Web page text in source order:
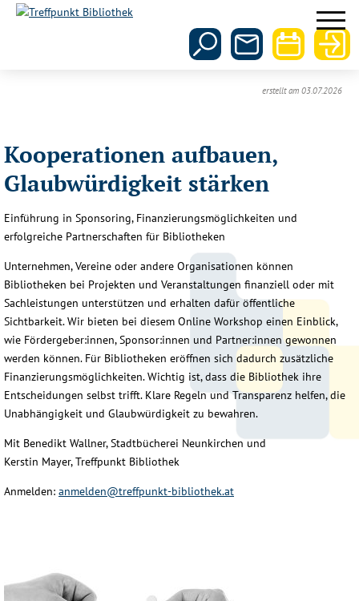
erstellt am 03.07.2026
Kooperationen aufbauen,
Glaubwürdigkeit stärken
Einführung in Sponsoring, Finanzierungsmöglichkeiten und
erfolgreiche Partnerschaften für Bibliotheken
Unternehmen, Vereine oder andere Organisationen können
Bibliotheken bei Projekten und Veranstaltungen finanziell oder mit
Sachleistungen unterstützen und erhalten dafür öffentliche
Sichtbarkeit. Wir bieten bei diesem Online Workshop einen Einblick,
wie Fördergeber:innen, Sponsor:innen und Partner:innen gewonnen
werden können. Für Bibliotheken eröffnen sich dadurch zusätzliche
Finanzierungsmöglichkeiten. Wichtig ist, dass die Bibliothek ihre
Entscheidungen selbst trifft. Klare Regeln und Transparenz helfen, die
Unabhängigkeit und Glaubwürdigkeit zu bewahren.
Mit Benedikt Wallner, Stadtbücherei Neunkirchen und
Kerstin Mayer, Treffpunkt Bibliothek
Anmelden: anmelden@treffpunkt-bibliothek.at